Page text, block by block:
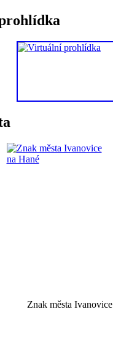
Znak města Ivanovice